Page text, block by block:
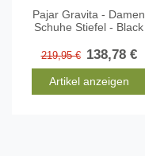
Pajar Gravita - Damen
Schuhe Stiefel - Black
219,95 € 138,78 €
Artikel anzeigen